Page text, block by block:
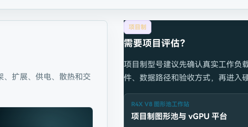
、扩展、供电、散热和交
项目制
需要项目评估？
项目制型号建议先确认真实工作负
件、数据路径和验收方式，再进入
R4X V8 图形池工作站
项目制图形池与 vGPU 平台